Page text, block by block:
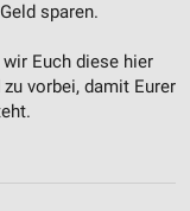
sparen.
wir Euch diese hier
vorbei, damit Eurer